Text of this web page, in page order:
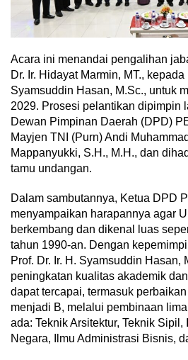
Acara ini menandai pengalihan
Dr. Ir. Hidayat Marmin, MT., kepada
Syamsuddin Hasan, M.Sc., untuk
2029. Prosesi pelantikan dipimpin
Dewan Pimpinan Daerah (DPD)
Mayjen TNI (Purn) Andi
Mappanyukki, S.H., M.H., dan
tamu undangan.
Dalam sambutannya, Ketua DPD
menyampaikan harapannya agar
berkembang dan dikenal luas
tahun 1990-an. Dengan
Prof. Dr. Ir. H. Syamsuddin Hasan,
peningkatan kualitas akademik
dapat tercapai, termasuk
menjadi B, melalui pembinaan
ada: Teknik Arsitektur, Teknik Sipil,
Negara, Ilmu Administrasi Bisnis,